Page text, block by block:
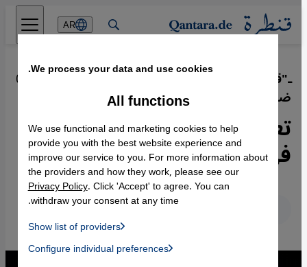
Direkt zum Inhalt springen
AR
ـ"قاوم"ـ مبادرة لمساعدة فتيات ونساء
ضحايا ابتزازات جنسية
·
08.07.2021
تعقب مرتكبي الابتزاز الجنسي
في مصر
English عربي
We process your data and use cookies.
All functions
We use functional and marketing cookies to help
provide you with the best website experience and
improve our service to you. For more information about
the providers and how they work, please see our
Privacy Policy. Click 'Accept' to agree. You can
withdraw your consent at any time.
Show list of providers
Instagram Embed, Twitter Embed, Youtube Embed
Facebook Embed / Facebook Connect
Configure individual preferences